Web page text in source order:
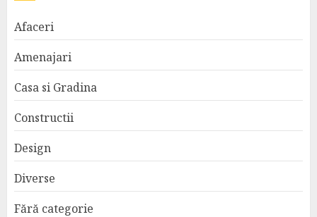
Afaceri
Amenajari
Casa si Gradina
Constructii
Design
Diverse
Fără categorie